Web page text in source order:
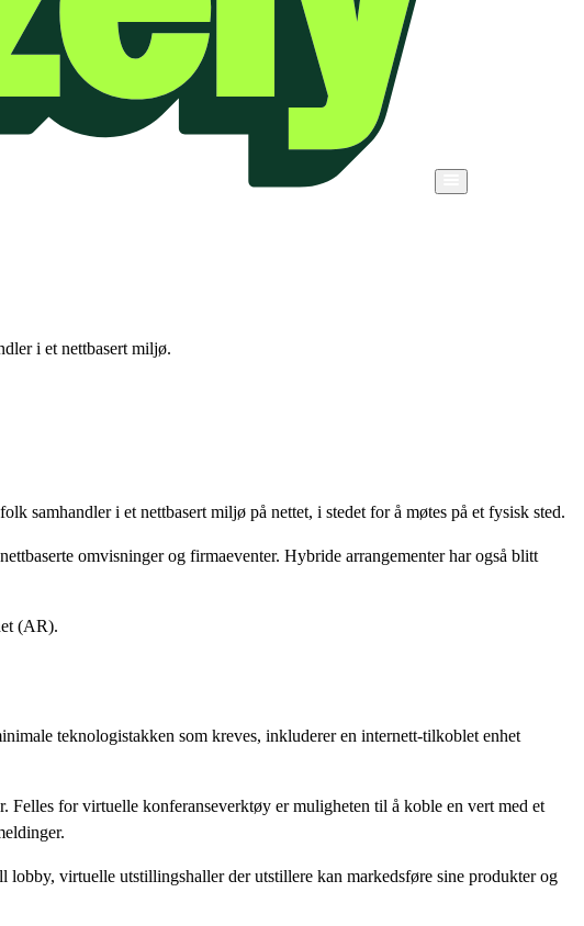
i et nettbasert miljø.
samhandler i et nettbasert miljø på nettet, i stedet for å møtes på et fysisk sted.
omvisninger og firmaeventer. Hybride arrangementer har også blitt
(AR).
teknologistakken som kreves, inkluderer en internett-tilkoblet enhet
for virtuelle konferanseverktøy er muligheten til å koble en vert med et
virtuelle utstillingshaller der utstillere kan markedsføre sine produkter og